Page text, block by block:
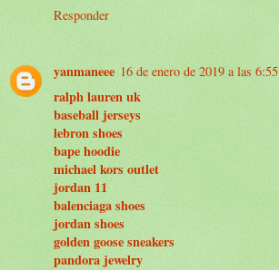
Responder
yanmaneee 16 de enero de 2019 a las 6:55
ralph lauren uk
baseball jerseys
lebron shoes
bape hoodie
michael kors outlet
jordan 11
balenciaga shoes
jordan shoes
golden goose sneakers
pandora jewelry